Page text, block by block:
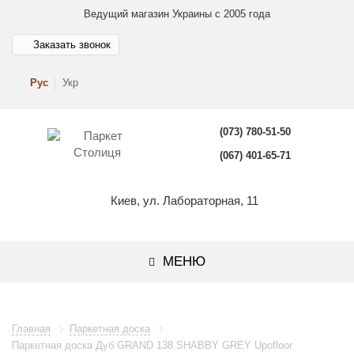
Ведущий магазин Украины с 2005 года
Рус Укр
Заказать звонок
(073) 780-51-50
(067) 401-65-71
Киев, ул. Лабораторная, 11
МЕНЮ
Главная
Паркетная доска
Паркетная доска Дуб GRAND 138 SHABBY GREY Upofloor